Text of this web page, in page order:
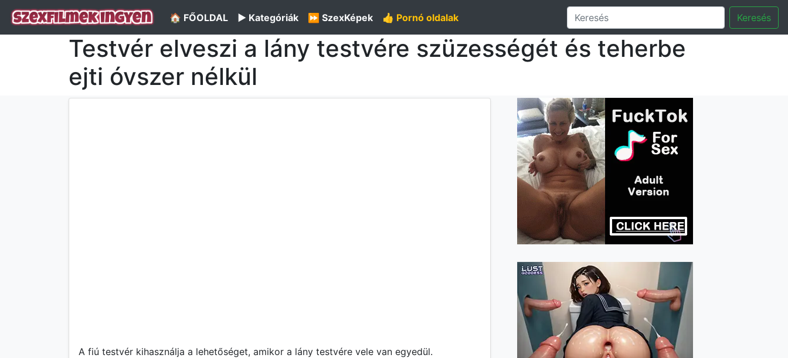
🏠 FŐOLDAL ▶️ Kategóriák ⏩ SzexKépek 👍 Pornó oldalak Keresés
Testvér elveszi a lány testvére szüzességét és teherbe
ejti óvszer nélkül
A fiú testvér kihasználja a lehetőséget, amikor a lány testvére vele van egyedül.